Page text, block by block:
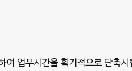
업무시간을 획기적으로 단축시